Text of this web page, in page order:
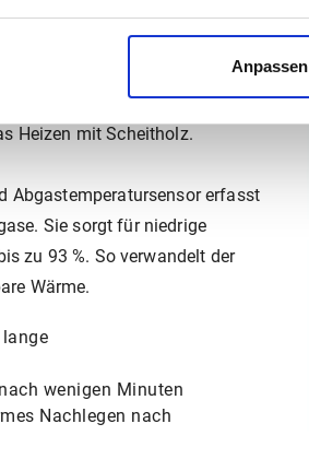
Anpassen
mit Leistungen von 25,
der große Füllraum. Der
mit Scheitholz konzipiert. Der
entwickelten Regelung Ecotronic
Heizen mit Scheitholz.
Abgastemperatursensor erfasst
Sie sorgt für niedrige
zu 93 %. So verwandelt der
Wärme.
wenigen Minuten
Nachlegen nach